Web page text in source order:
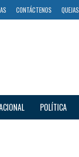
CONTÁCTENOS QUEJAS
POLÍTICA